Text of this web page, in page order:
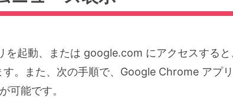
を起動、または google.com にアクセスすると
。また、次の手順で、Google Chrome アプ
可能です。